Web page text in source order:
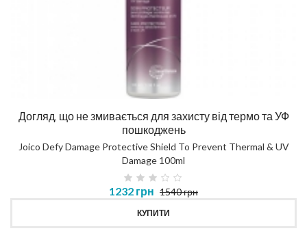
Догляд, що не змивається для захисту від термо та УФ
пошкоджень
Joico Defy Damage Protective Shield To Prevent Thermal & UV
Damage 100ml
1232 грн 1540 грн
КУПИТИ